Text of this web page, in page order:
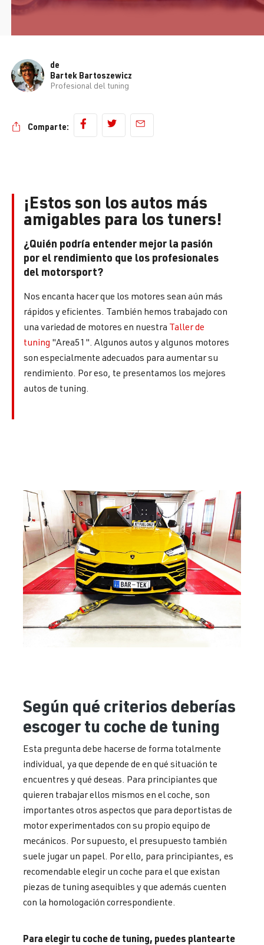
de
Bartek Bartoszewicz
Profesional del tuning
Comparte:
¡Estos son los autos más
amigables para los tuners!
¿Quién podría entender mejor la pasión
por el rendimiento que los profesionales
del motorsport?
Nos encanta hacer que los motores sean aún más
rápidos y eficientes. También hemos trabajado con
una variedad de motores en nuestra Taller de
tuning "Area51". Algunos autos y algunos motores
son especialmente adecuados para aumentar su
rendimiento. Por eso, te presentamos los mejores
autos de tuning.
Según qué criterios deberías
escoger tu coche de tuning
Esta pregunta debe hacerse de forma totalmente
individual, ya que depende de en qué situación te
encuentres y qué deseas. Para principiantes que
quieren trabajar ellos mismos en el coche, son
importantes otros aspectos que para deportistas de
motor experimentados con su propio equipo de
mecánicos. Por supuesto, el presupuesto también
suele jugar un papel. Por ello, para principiantes, es
recomendable elegir un coche para el que existan
piezas de tuning asequibles y que además cuenten
con la homologación correspondiente.
Para elegir tu coche de tuning, puedes plantearte